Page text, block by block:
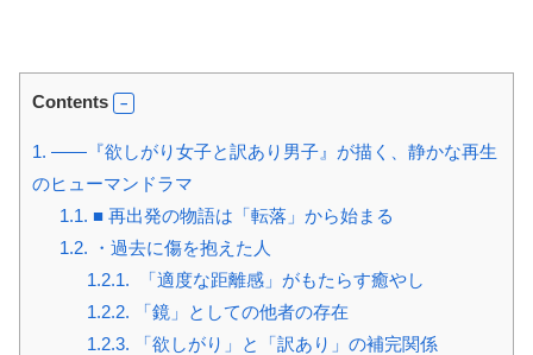
Contents
1. ――『欲しがり女子と訳あり男子』が描く、静かな再生
のヒューマンドラマ
1.1. ■ 再出発の物語は「転落」から始まる
1.2. ・過去に傷を抱えた人
1.2.1. 「適度な距離感」がもたらす癒やし
1.2.2. 「鏡」としての他者の存在
1.2.3. 「欲しがり」と「訳あり」の補完関係